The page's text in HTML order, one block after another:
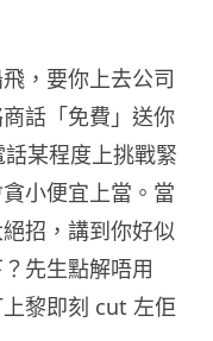
，要你上去公司
話「免費」送你
某程度上挑戰緊
小便宜上當。當
招，講到你好似
先生點解唔用
黎即刻 cut 左佢